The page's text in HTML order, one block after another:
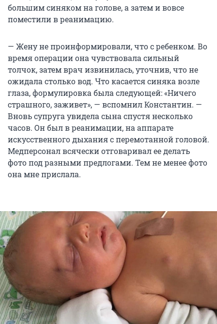
большим синяком на голове, а затем и вовсе
поместили в реанимацию.
— Жену не проинформировали, что с ребенком. Во
время операции она чувствовала сильный
толчок, затем врач извинилась, уточнив, что не
ожидала столько вод. Что касается синяка возле
глаза, формулировка была следующей: «Ничего
страшного, заживет», — вспомнил Константин. —
Вновь супруга увидела сына спустя несколько
часов. Он был в реанимации, на аппарате
искусственного дыхания с перемотанной головой.
Медперсонал всячески отговаривал ее делать
фото под разными предлогами. Тем не менее фото
она мне прислала.